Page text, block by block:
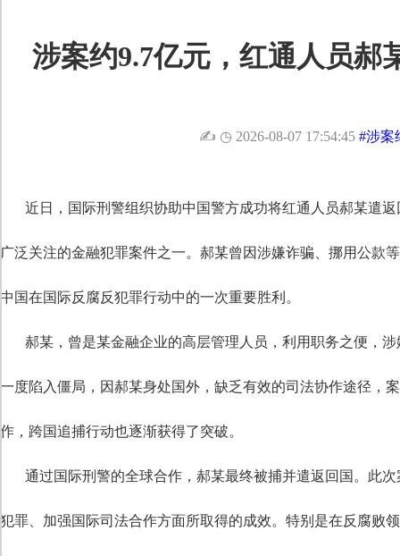
涉案约9.7亿元，红通人员郝
✍ ◷ 2026-08-07 17:54:45 #涉案
近日，国际刑警组织协助中国警方成功将红通人员郝某遣
广泛关注的金融犯罪案件之一。郝某曾因涉嫌诈骗、挪用公款
中国在国际反腐反犯罪行动中的一次重要胜利。
郝某，曾是某金融企业的高层管理人员，利用职务之便，
一度陷入僵局，因郝某身处国外，缺乏有效的司法协作途径，
作，跨国追捕行动也逐渐获得了突破。
通过国际刑警的全球合作，郝某最终被捕并遣返回国。此
犯罪、加强国际司法合作方面所取得的成效。特别是在反腐败